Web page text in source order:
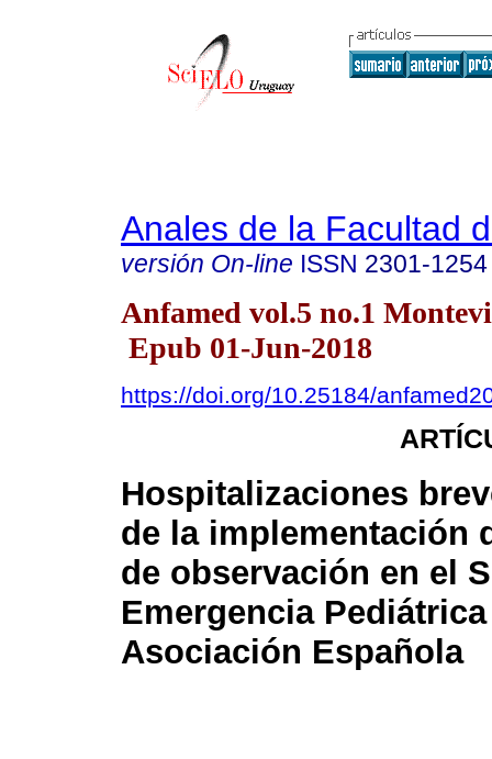
Anales de la Facultad
versión On-line ISSN 2301-1254
Anfamed vol.5 no.1
Epub 01-Jun-2018
https://doi.org/10.25184/
Hospitalizaciones
de la implementación
de observación en el
Emergencia
Asociación Española